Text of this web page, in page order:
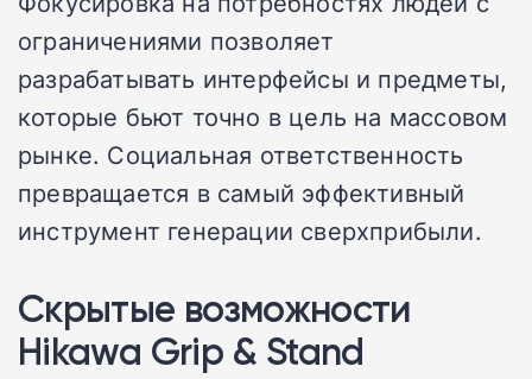
ограничениями позволяет
разрабатывать интерфейсы и предметы,
которые бьют точно в цель на массовом
рынке. Социальная ответственность
превращается в самый эффективный
инструмент генерации сверхприбыли.
Скрытые возможности
Hikawa Grip & Stand